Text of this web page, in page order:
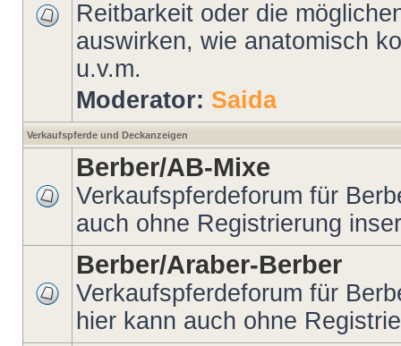
Reitbarkeit oder die
auswirken, wie anatomisch
u.v.m.
Moderator: Saida
Verkaufspferde und Deckanzeigen
Berber/AB-Mixe
Verkaufspferdeforum für
auch ohne Registrierung
Berber/Araber-Berber
Verkaufspferdeforum für
hier kann auch ohne